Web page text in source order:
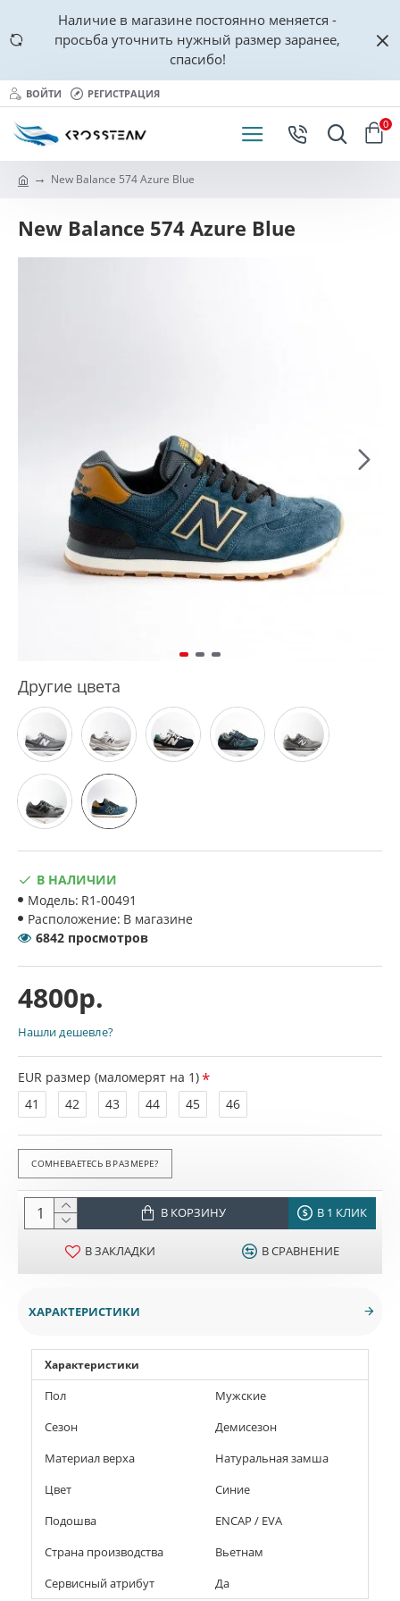
Наличие в магазине постоянно меняется -
просьба уточнить нужный размер заранее,
спасибо!
ВОЙТИ РЕГИСТРАЦИЯ
0
New Balance 574 Azure Blue
New Balance 574 Azure Blue
4800р.
В НАЛИЧИИ
Модель: R1-00491
Расположение: В магазине
6842 просмотров
Другие цвета
EUR размер (маломерят на 1)
41
42 43 44 45 46
В КОРЗИНУ В 1 КЛИК
В ЗАКЛАДКИ В СРАВНЕНИЕ
Нашли дешевле?
ХАРАКТЕРИСТИКИ
Характеристики
Пол
Мужские
Сезон
Демисезон
Материал верха
Натуральная замша
Цвет
Синие
Подошва
ENCAP / EVA
Страна производства
Вьетнам
Сервисный атрибут
Да
СОМНЕВАЕТЕСЬ В РАЗМЕРЕ?